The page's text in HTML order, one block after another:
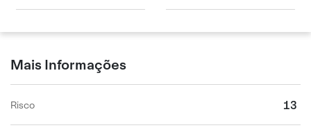
Mais Informações
Risco 13